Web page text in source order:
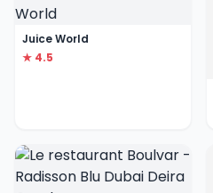
Juice World
★ 4.5